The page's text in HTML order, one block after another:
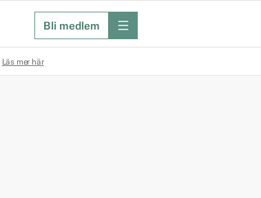
Bli medlem meny
Läs mer här